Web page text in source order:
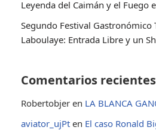
Leyenda del Caimán y el Fuego
Segundo Festival Gastronómico
Laboulaye: Entrada Libre y un
Comentarios recientes
Robertobjer en LA BLANCA
aviator_ujPt en El caso Ronald